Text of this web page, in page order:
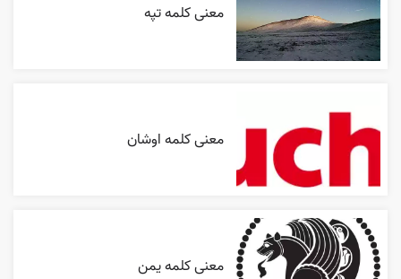
معنی کلمه تپه
معنی کلمه اوشان
معنی کلمه یمن